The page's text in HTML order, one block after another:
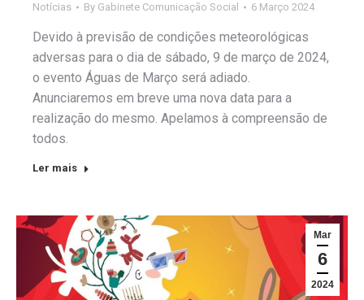
Notícias By Gabinete Comunicação Social 6 Março 2024
Devido à previsão de condições meteorológicas
adversas para o dia de sábado, 9 de março de 2024,
o evento Águas de Março será adiado.
Anunciaremos em breve uma nova data para a
realização do mesmo. Apelamos à compreensão de
todos.
Ler mais
Mar
6
2024